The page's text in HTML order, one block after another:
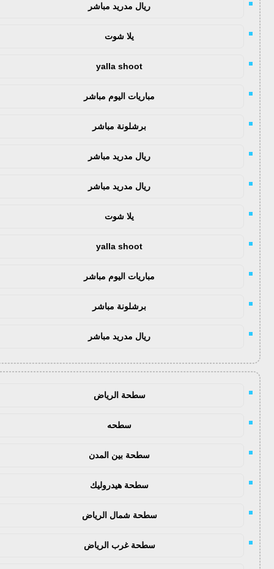
ريال مدريد مباشر
يلا شوت
yalla shoot
مباريات اليوم مباشر
برشلونة مباشر
ريال مدريد مباشر
ريال مدريد مباشر
يلا شوت
yalla shoot
مباريات اليوم مباشر
برشلونة مباشر
ريال مدريد مباشر
سطحة الرياض
سطحه
سطحة بين المدن
سطحة هيدروليك
سطحة شمال الرياض
سطحة غرب الرياض